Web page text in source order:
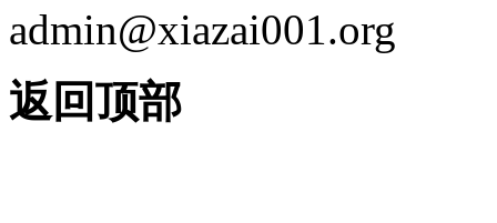
admin@xiazai001.org
返回顶部